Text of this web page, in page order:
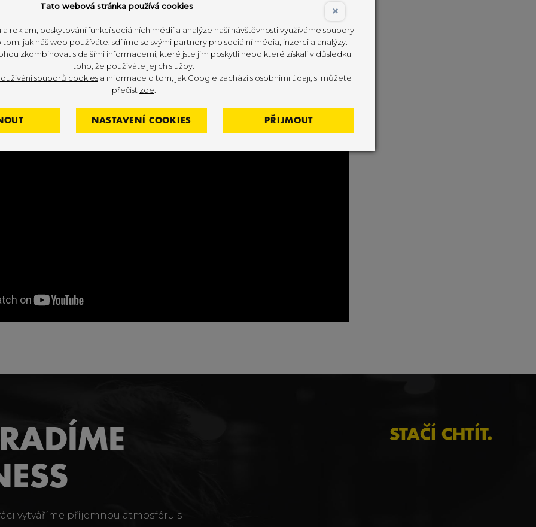
na pomůcky. Vystačíte si s pohodlným oblečením a vlastním
s vahou vlasntího těla skvěle využijete i náčiníTRXneboGun-ex.
STAČÍ CHTÍT.
vytváříme příjemnou atmosféru s
×
Tato webová stránka používá cookies
a reklam, poskytování funkcí sociálních médií a analýze naší návštěvnosti využíváme soubory
jak náš web používáte, sdílíme se svými partnery pro sociální média, inzerci a analýzy.
zkombinovat s dalšími informacemi, které jste jim poskytli nebo které získali v důsledku
toho, že používáte jejich služby.
souborů cookiesa informace o tom, jak Google zachází s osobními údaji, si můžete
přečíst zde
NASTAVENÍ COOKIES PŘIJMOUT